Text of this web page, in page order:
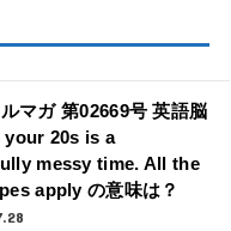
マガ 第02669号 英語脳
your 20s is a
messy time. All the
apply の意味は？